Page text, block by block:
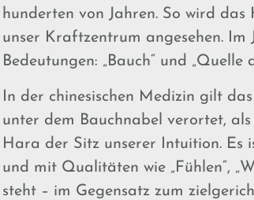
hunderten von Jahren. So wird
unser Kraftzentrum angesehen.
Bedeutungen: „Bauch“ und „Quelle
In der chinesischen Medizin gilt
unter dem Bauchnabel verortet,
Hara der Sitz unserer Intuition. Es
und mit Qualitäten wie „Fühlen“,
steht – im Gegensatz zum